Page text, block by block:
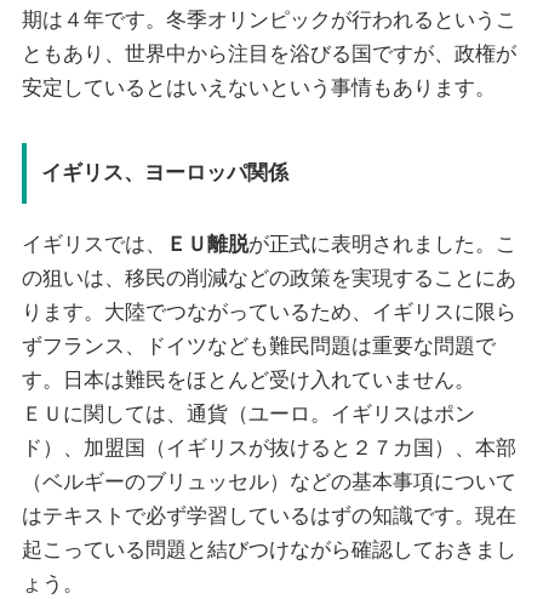
期は４年です。冬季オリンピックが行われるというこ
ともあり、世界中から注目を浴びる国ですが、政権が
安定しているとはいえないという事情もあります。
イギリス、ヨーロッパ関係
イギリスでは、 ＥＵ離脱が正式に表明されました。こ
の狙いは、移民の削減などの政策を実現することにあ
ります。大陸でつながっているため、イギリスに限ら
ずフランス、ドイツなども難民問題は重要な問題で
す。日本は難民をほとんど受け入れていません。
ＥＵに関しては、通貨（ユーロ。イギリスはポン
ド）、加盟国（イギリスが抜けると２７カ国）、本部
（ベルギーのブリュッセル）などの基本事項について
はテキストで必ず学習しているはずの知識です。現在
起こっている問題と結びつけながら確認しておきまし
ょう。